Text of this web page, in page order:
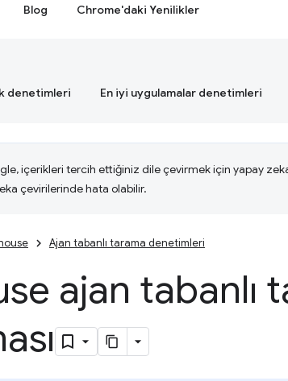
Blog Chrome'daki Yenilikler
denetimleri En iyi uygulamalar denetimleri
içerikleri tercih ettiğiniz dile çevirmek için yapay
çevirilerinde hata olabilir.
Ajan tabanlı tarama denetimleri
ajan tabanlı